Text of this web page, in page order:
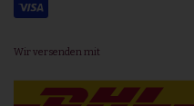
Wir versenden mit